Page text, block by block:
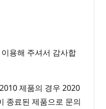
용해 주셔서 감사합
제품의 경우 2020
종료된 제품으로 문의